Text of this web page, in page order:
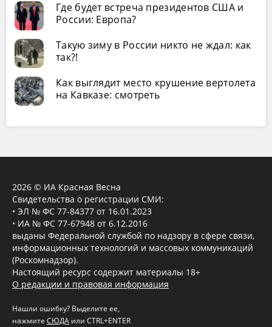
Где будет встреча президентов США и
России: Европа?
Такую зиму в России никто не ждал: как
так?!
Как выглядит место крушение вертолета
на Кавказе: смотреть
2026 © ИА Красная Весна
Свидетельства о регистрации СМИ:
• ЭЛ № ФС 77-84377 от 16.01.2023
• ИА № ФС 77-67948 от 6.12.2016
выданы Федеральной службой по надзору в сфере связи,
информационных технологий и массовых коммуникаций
(Роскомнадзор).
Настоящий ресурс содержит материалы 18+
О редакции и правовая информация
Нашли ошибку? Выделите ее,
нажмите СЮДА или CTRL+ENTER